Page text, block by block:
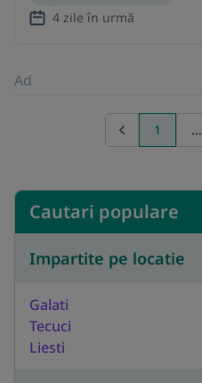
4 zile în urmă
Ad
Previous page
1 ...
Cautari populare
Impartite pe locatie
Galati
Tecuci
Liesti